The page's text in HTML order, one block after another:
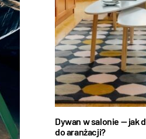
Dywan w salonie — jak
do aranżacji?